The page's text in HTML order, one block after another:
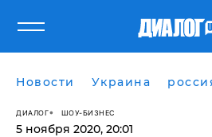
Новости Украина
ДИАЛОГ ШОУ-БИЗНЕС
5 ноября 2020, 20:01